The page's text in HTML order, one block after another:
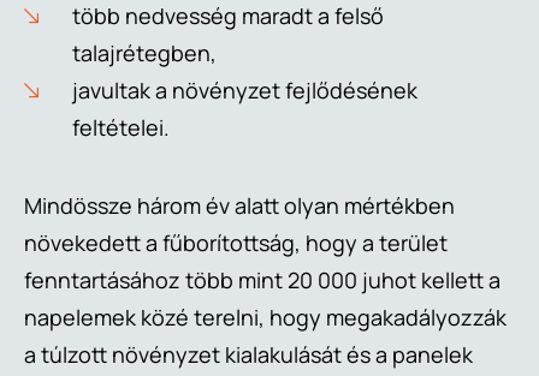
több nedvesség maradt a felső
talajrétegben,
javultak a növényzet fejlődésének
feltételei.
Mindössze három év alatt olyan mértékben
növekedett a fűborítottság, hogy a terület
fenntartásához több mint 20 000 juhot kellett a
napelemek közé terelni, hogy megakadályozzák
a túlzott növényzet kialakulását és a panelek